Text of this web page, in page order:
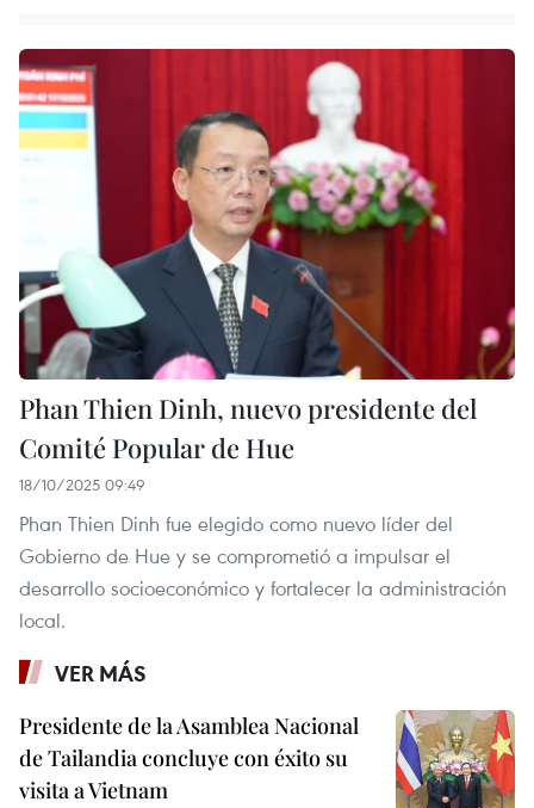
Phan Thien Dinh, nuevo presidente del
Comité Popular de Hue
18/10/2025 09:49
Phan Thien Dinh fue elegido como nuevo líder del
Gobierno de Hue y se comprometió a impulsar el
desarrollo socioeconómico y fortalecer la administración
local.
VER MÁS
Presidente de la Asamblea Nacional
de Tailandia concluye con éxito su
visita a Vietnam